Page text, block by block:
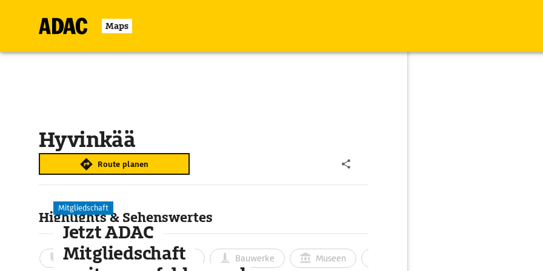
Maps
Hyvinkää
Route planen
Highlights & Sehenswertes
Aktivitäten Landschaft Bauwerke Museen
Mitgliedschaft
Jetzt ADAC
Mitgliedschaft